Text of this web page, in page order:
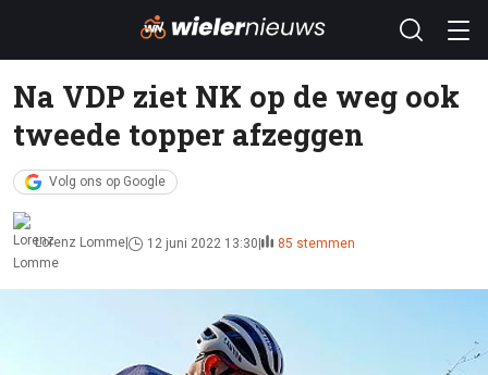
Na VDP ziet NK op de weg ook
tweede topper afzeggen
Volg ons op Google
Lorenz Lomme 12 juni 2022 13:30 85 stemmen